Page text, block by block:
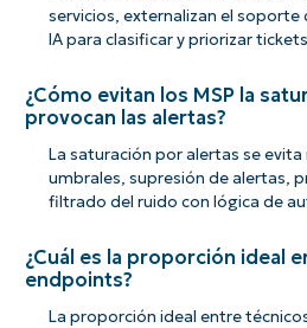
servicios, externalizan el soporte
IA para clasificar y priorizar
¿Cómo evitan los MSP la
provocan las alertas?
La saturación por alertas se
umbrales, supresión de alertas,
filtrado del ruido con lógica de
¿Cuál es la proporción ideal
endpoints?
La proporción ideal entre